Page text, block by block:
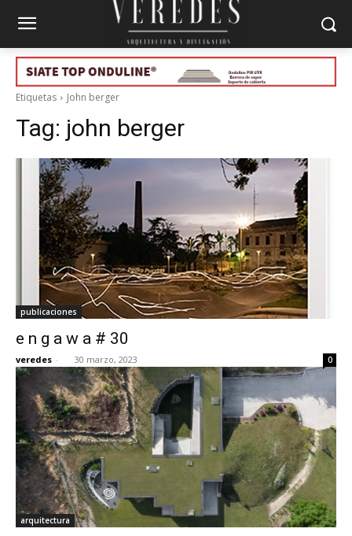
Etiquetas John berger
Tag: john berger
publicaciones
e n g a w a # 30
veredes - 30 marzo, 2023 0
arquitectura